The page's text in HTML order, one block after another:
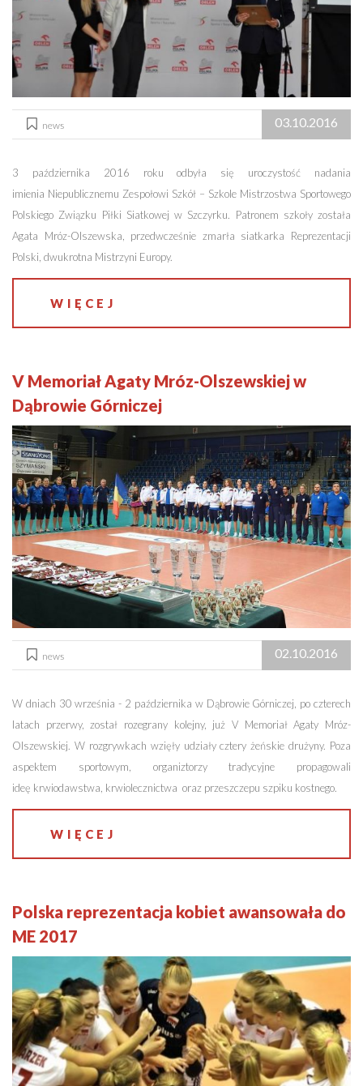
news 03.10.2016
3 października 2016 roku odbyła się uroczystość nadania
imienia Niepublicznemu Zespołowi Szkół – Szkole Mistrzostwa Sportowego
Polskiego Związku Piłki Siatkowej w Szczyrku. Patronem szkoły została
Agata Mróz-Olszewska, przedwcześnie zmarła siatkarka Reprezentacji
Polski, dwukrotna Mistrzyni Europy.
WIĘCEJ
V Memoriał Agaty Mróz-Olszewskiej w
Dąbrowie Górniczej
news 02.10.2016
W dniach 30 września - 2 października w Dąbrowie Górniczej, po czterech
latach przerwy, został rozegrany kolejny, już V Memoriał Agaty Mróz-
Olszewskiej. W rozgrywkach wzięły udziały cztery żeńskie drużyny. Poza
aspektem sportowym, organiztorzy tradycyjne propagowali
ideę krwiodawstwa, krwiolecznictwa oraz przeszczepu szpiku kostnego.
WIĘCEJ
Polska reprezentacja kobiet awansowała do
ME 2017